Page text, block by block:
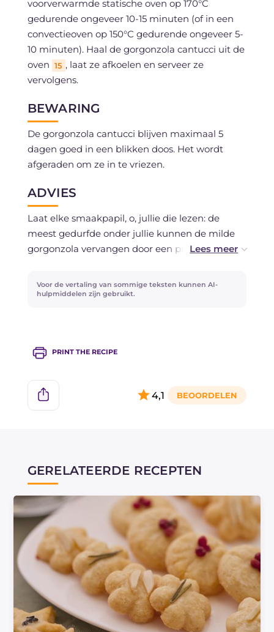
voorverwarmde statische oven op 170°C
gedurende ongeveer 10-15 minuten (of in een
convectieoven op 150°C gedurende ongeveer 5-
10 minuten). Haal de gorgonzola cantucci uit de
oven 15 , laat ze afkoelen en serveer ze
vervolgens.
BEWARING
De gorgonzola cantucci blijven maximaal 5
dagen goed in een blikken doos. Het wordt
afgeraden om ze in te vriezen.
ADVIES
Laat elke smaakpapil, o, jullie die lezen: de
meest gedurfde onder jullie kunnen de milde
gorgonzola vervangen door een pittige versie,
Heerlijk, maar vurig. Een gewaarschuwd man
telt voor twee, toch? Als je niet tot die groep
pijnboompitten te verwerken: eenvoudiger,
Voor de vertaling van sommige teksten kunnen AI-
hulpmiddelen zijn gebruikt.
PRINT THE RECIPE
4,1
GERELATEERDE RECEPTEN